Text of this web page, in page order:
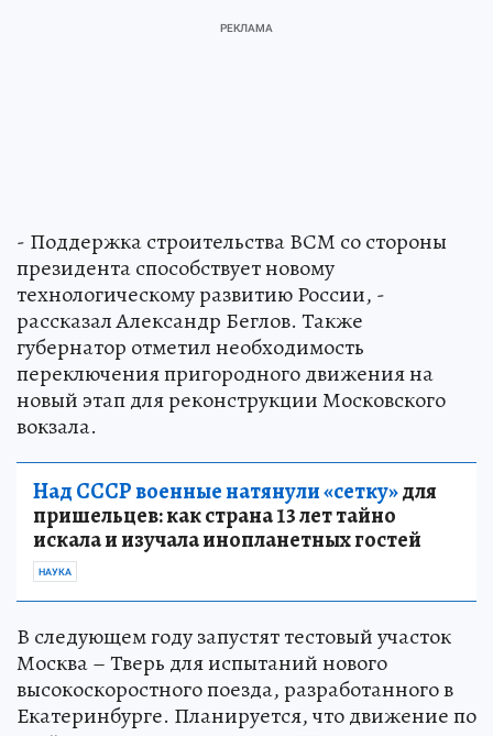
- Поддержка строительства ВСМ со стороны
президента способствует новому
технологическому развитию России, -
рассказал Александр Беглов. Также
губернатор отметил необходимость
переключения пригородного движения на
новый этап для реконструкции Московского
вокзала.
Над СССР военные натянули «сетку»для
пришельцев: как страна 13 лет тайно
искала и изучала инопланетных гостей
НАУКА
В следующем году запустят тестовый участок
Москва – Тверь для испытаний нового
высокоскоростного поезда, разработанного в
Екатеринбурге. Планируется, что движение по